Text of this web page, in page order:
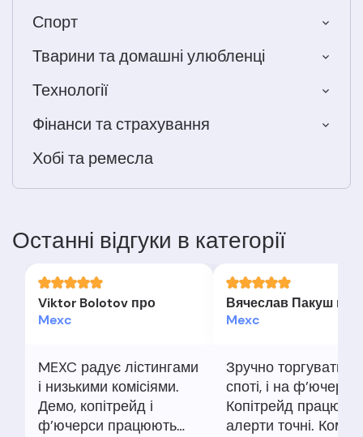
Спорт
Тварини та домашні улюбленці
Технології
Фінанси та страхування
Хобі та ремесла
Останні відгуки в категорії
Viktor Bolotov про
Mexc
MEXC радує лістингами
і низькими комісіями.
Демо, копітрейд і
ф’ючерси працюють
Вячеслав Пакуш про
Mexc
Зручно торгувати і
споті, і на
Копітрейд працює,
алерти точні. Комісії